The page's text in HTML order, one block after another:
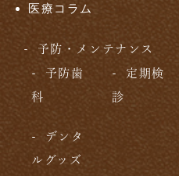
医療コラム
予防・メンテナンス
予防歯
科
定期検
診
デンタ
ルグッズ